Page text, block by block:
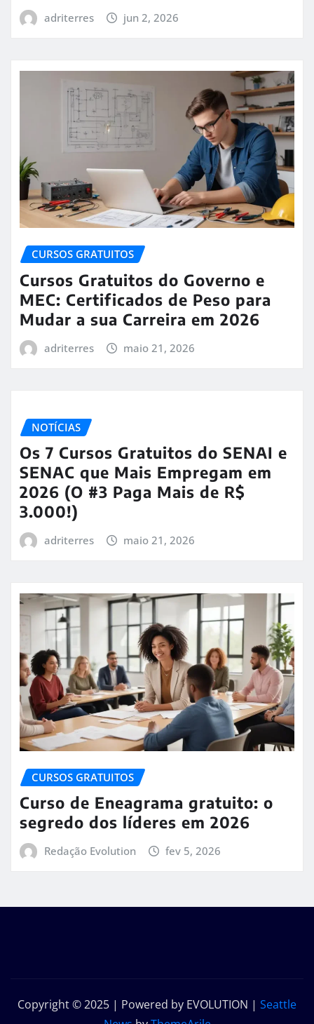
adriterres jun 2, 2026
CURSOS GRATUITOS
Cursos Gratuitos do Governo e
MEC: Certificados de Peso para
Mudar a sua Carreira em 2026
adriterres maio 21, 2026
NOTÍCIAS
Os 7 Cursos Gratuitos do SENAI e
SENAC que Mais Empregam em
2026 (O #3 Paga Mais de R$
3.000!)
adriterres maio 21, 2026
CURSOS GRATUITOS
Curso de Eneagrama gratuito: o
segredo dos líderes em 2026
Redação Evolution fev 5, 2026
Copyright © 2025 | Powered by EVOLUTION | Seattle